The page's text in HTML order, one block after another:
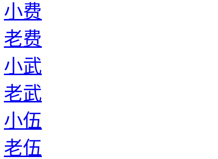
小费
老费
小武
老武
小伍
老伍